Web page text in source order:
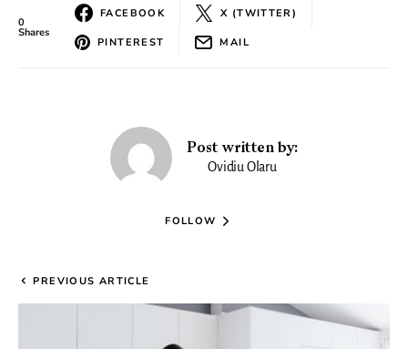
0
Shares
FACEBOOK X (TWITTER)
PINTEREST MAIL
Post written by:
Ovidiu Olaru
FOLLOW
PREVIOUS ARTICLE